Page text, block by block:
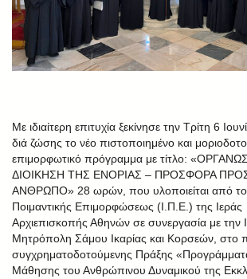
Με ιδιαίτερη επιτυχία ξεκίνησε την Τρίτη 6
διά ζώσης το νέο πιστοποιημένο και
επιμορφωτικό πρόγραμμα με τίτλο:
ΔΙΟΙΚΗΣΗ ΤΗΣ ΕΝΟΡΙΑΣ – ΠΡΟΣΦΟΡΑ
ΑΝΘΡΩΠΟ» 28 ωρών, που υλοποιείται από
Ποιμαντικής Επιμορφώσεως (Ι.Π.Ε.) της Ιεράς
Αρχιεπισκοπής Αθηνών σε συνεργασία με την
Μητρόπολη Σάμου Ικαρίας και Κορσεών, στο
συγχρηματοδοτούμενης Πράξης
Μάθησης του Ανθρώπινου Δυναμικού της